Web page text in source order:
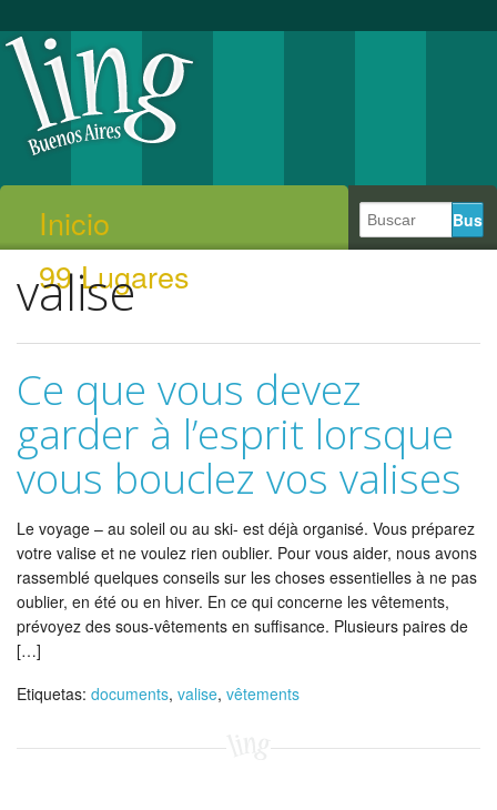
Inicio
99 Lugares
valise
Ce que vous devez
garder à l’esprit lorsque
vous bouclez vos valises
Le voyage – au soleil ou au ski- est déjà organisé. Vous préparez
votre valise et ne voulez rien oublier. Pour vous aider, nous avons
rassemblé quelques conseils sur les choses essentielles à ne pas
oublier, en été ou en hiver. En ce qui concerne les vêtements,
prévoyez des sous-vêtements en suffisance. Plusieurs paires de
[…]
Etiquetas: documents, valise, vêtements